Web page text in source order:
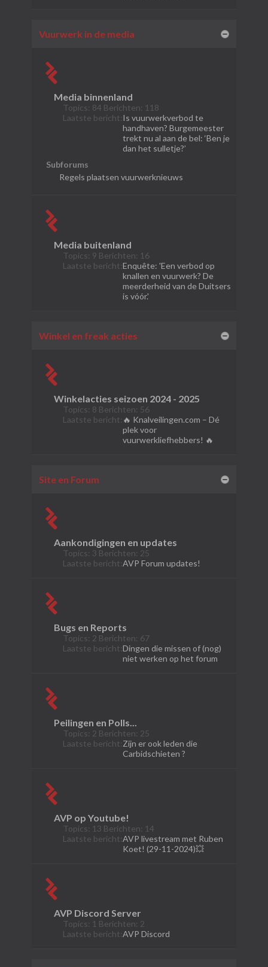
Vuurwerk in de media
Media binnenland
Topics: 84 Berichten: 118
Laatste bericht:Is vuurwerkverbod te
handhaven? Burgemeester
trekt nu al aan de bel: ‘Ben je
dan het sulletje?’
Subforums
Regels plaatsen vuurwerknieuws
Media buitenland
Topics: 9 Berichten: 16
Laatste bericht:Enquête: 'Een verbod op
knallen en vuurwerk? De
meerderheid van de Duitsers
is vóór.'
Winkel en freak acties
Winkelacties seizoen 2024 - 2025
Topics: 8 Berichten: 56
Laatste bericht: 🔥 Knalveilingen.com – Dé
plek voor
vuurwerkliefhebbers! 🔥
Site en Forum
Aankondigingen en updates
Topics: 3 Berichten: 25
Laatste bericht:AVP Forum updates!
Bugs en Reports
Topics: 2 Berichten: 67
Laatste bericht:Dingen die missen of (nog)
niet werken op het forum
Peilingen en Polls...
Topics: 2 Berichten: 25
Laatste bericht:Zijn er ook leden die
Carbidschieten ?
AVP op Youtube!
Topics: 13 Berichten: 14
Laatste bericht:AVP livestream met Ruben
Koet! (29-11-2024)💥
AVP Discord Server
Topics: 1 Berichten: 2
Laatste bericht:AVP Discord